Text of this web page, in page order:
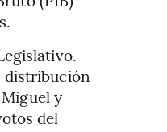
distribución
y
del